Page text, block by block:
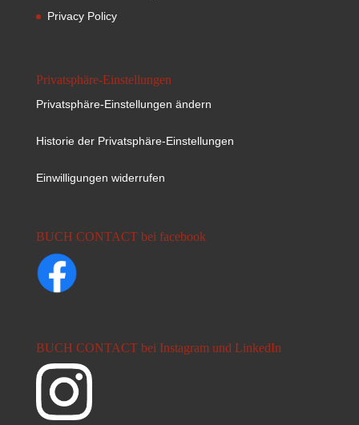
Privacy Policy
Privatsphäre-Einstellungen
Privatsphäre-Einstellungen ändern
Historie der Privatsphäre-Einstellungen
Einwilligungen widerrufen
BUCH CONTACT bei facebook
BUCH CONTACT bei Instagram und LinkedIn